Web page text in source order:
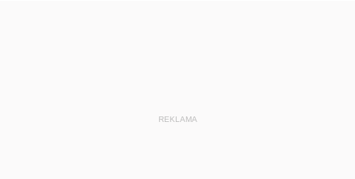
REKLAMA